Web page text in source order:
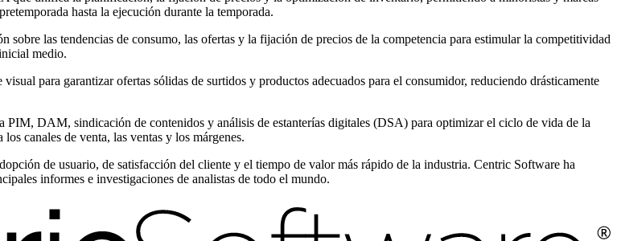
hasta la ejecución durante la temporada.
sobre las tendencias de consumo, las ofertas y la fijación de precios de la competencia para estimular la competitividad
medio.
para garantizar ofertas sólidas de surtidos y productos adecuados para el consumidor, reduciendo drásticamente
DAM, sindicación de contenidos y análisis de estanterías digitales (DSA) para optimizar el ciclo de vida de la
canales de venta, las ventas y los márgenes.
de usuario, de satisfacción del cliente y el tiempo de valor más rápido de la industria. Centric Software ha
informes e investigaciones de analistas de todo el mundo.